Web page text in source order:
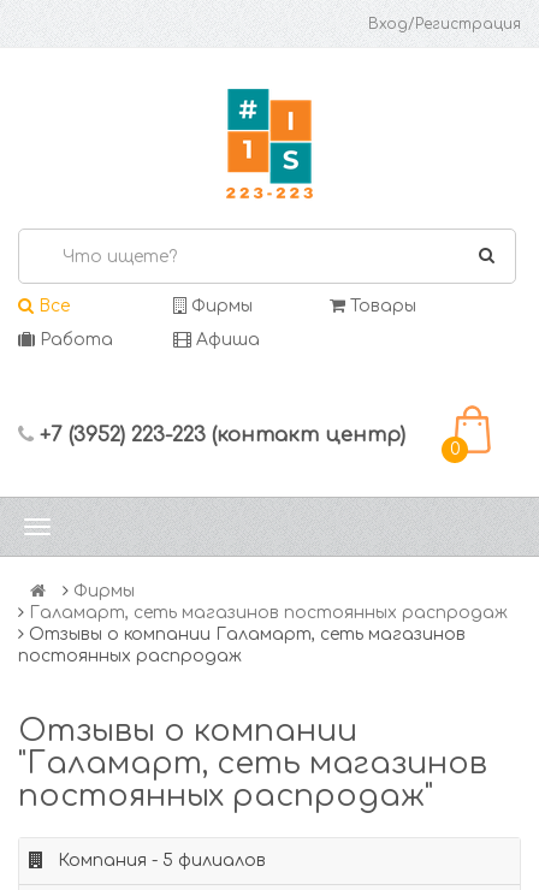
Вход/Регистрация
Все Фирмы
Товары
Работа
Афиша
+7 (3952) 223-223 (контакт центр)
0
Фирмы
Галамарт, сеть магазинов постоянных распродаж
Отзывы о компании Галамарт, сеть магазинов
постоянных распродаж
Отзывы о компании
"Галамарт, сеть магазинов
постоянных распродаж"
Компания - 5 филиалов